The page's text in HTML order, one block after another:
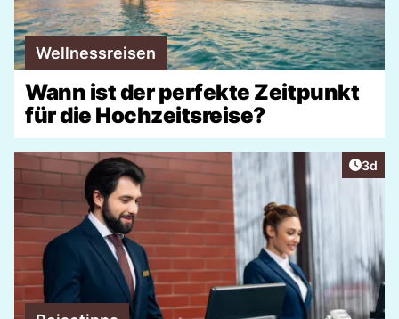
Wellnessreisen
Wann ist der perfekte Zeitpunkt
für die Hochzeitsreise?
3d